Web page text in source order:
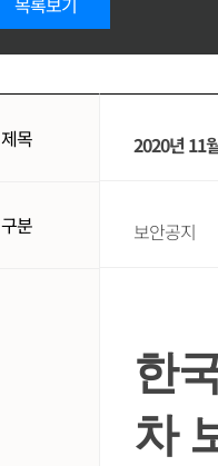
제목 2020년 11
구분 보안공지
한
차